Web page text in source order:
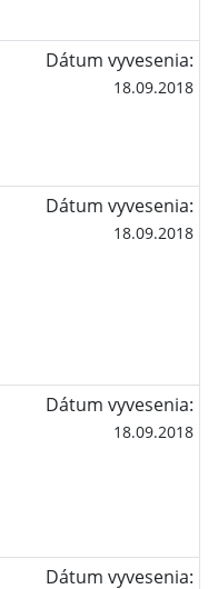
Dátum vyvesenia:
18.09.2018
Dátum vyvesenia:
18.09.2018
Dátum vyvesenia:
18.09.2018
Dátum vyvesenia: